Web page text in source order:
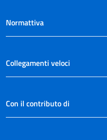
Normattiva
Collegamenti veloci
Con il contributo di